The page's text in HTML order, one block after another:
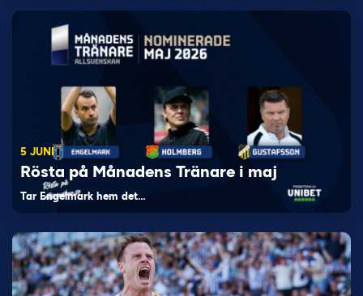
5 JUNI
Rösta på Månadens Tränare i maj
Tar Engelmark hem det…